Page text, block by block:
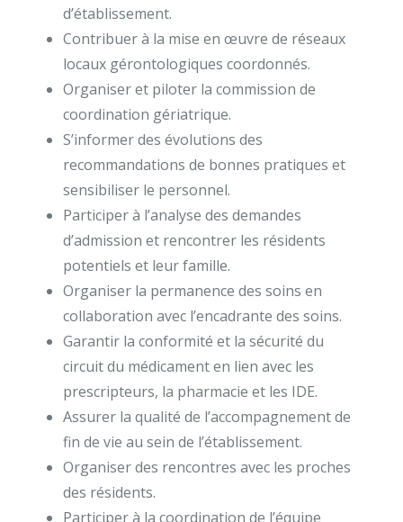
d’établissement.
Contribuer à la mise en œuvre de réseaux
locaux gérontologiques coordonnés.
Organiser et piloter la commission de
coordination gériatrique.
S’informer des évolutions des
recommandations de bonnes pratiques et
sensibiliser le personnel.
Participer à l’analyse des demandes
d’admission et rencontrer les résidents
potentiels et leur famille.
Organiser la permanence des soins en
collaboration avec l’encadrante des soins.
Garantir la conformité et la sécurité du
circuit du médicament en lien avec les
prescripteurs, la pharmacie et les IDE.
Assurer la qualité de l’accompagnement de
fin de vie au sein de l’établissement.
Organiser des rencontres avec les proches
des résidents.
Participer à la coordination de l’équipe